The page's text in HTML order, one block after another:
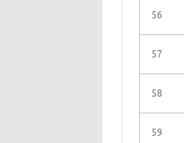
56
57
58
59